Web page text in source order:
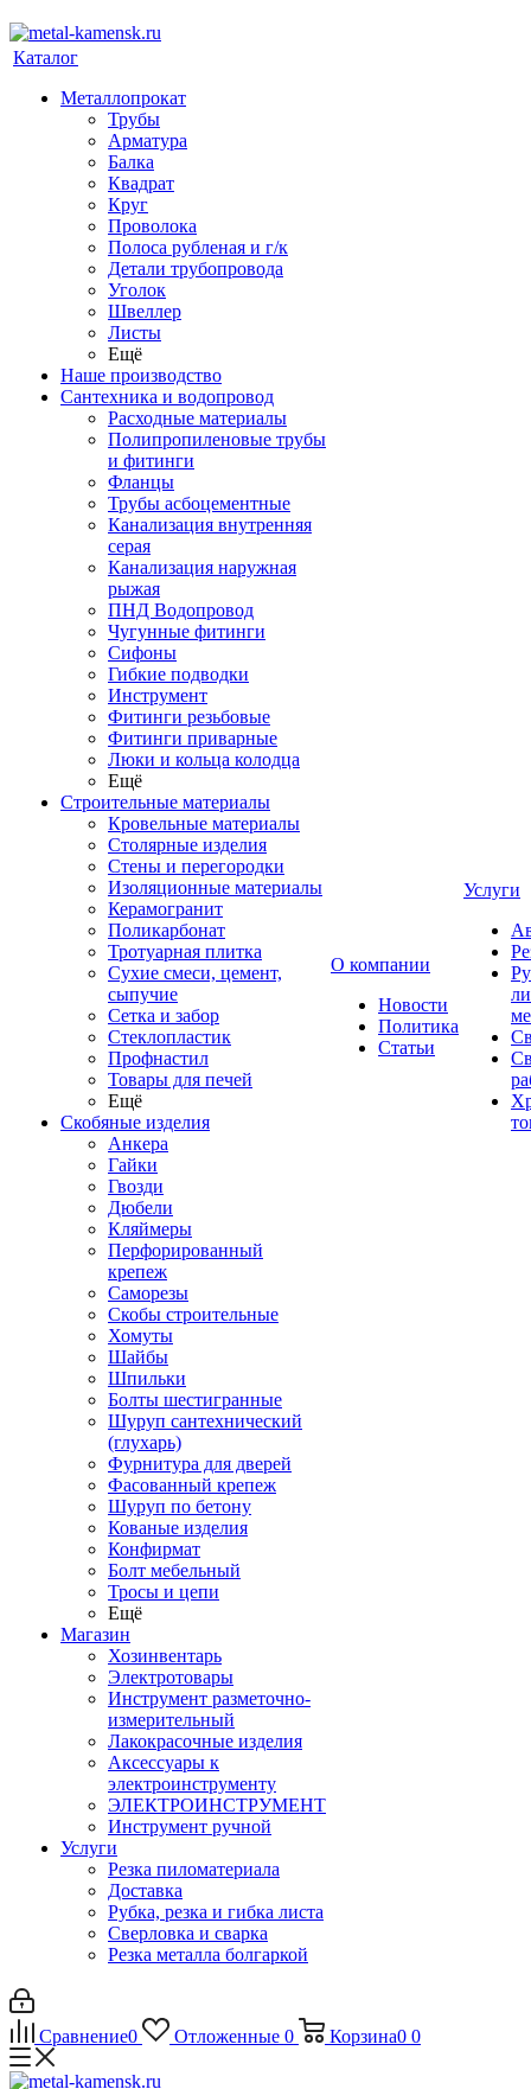
Каталог
Металлопрокат
Трубы
Арматура
Балка
Квадрат
Круг
Проволока
Полоса рубленая и г/к
Детали трубопровода
Уголок
Швеллер
Листы
Ещё
Наше производство
Сантехника и водопровод
Расходные материалы
Полипропиленовые трубы
и фитинги
Фланцы
Трубы асбоцементные
Канализация внутренняя
серая
Канализация наружная
рыжая
ПНД Водопровод
Чугунные фитинги
Сифоны
Гибкие подводки
Инструмент
Фитинги резьбовые
Фитинги приварные
Люки и кольца колодца
Ещё
Строительные материалы
Кровельные материалы
Столярные изделия
Стены и перегородки
Изоляционные материалы
Керамогранит
Поликарбонат
Тротуарная плитка
Сухие смеси, цемент,
сыпучие
Сетка и забор
Стеклопластик
Профнастил
Товары для печей
Ещё
Скобяные изделия
Анкера
Гайки
Гвозди
Дюбели
Кляймеры
Перфорированный
крепеж
Саморезы
Скобы строительные
Хомуты
Шайбы
Шпильки
Болты шестигранные
Шуруп сантехнический
(глухарь)
Фурнитура для дверей
Фасованный крепеж
Шуруп по бетону
Кованые изделия
Конфирмат
Болт мебельный
Тросы и цепи
Ещё
Магазин
Хозинвентарь
Электротовары
Инструмент разметочно-
измерительный
Лакокрасочные изделия
Аксессуары к
электроинструменту
ЭЛЕКТРОИНСТРУМЕНТ
Инструмент ручной
Услуги
Резка пиломатериала
Доставка
Рубка, резка и гибка листа
Сверловка и сварка
Резка металла болгаркой
О компании
Новости
Политика
Статьи
Услуги
Сравнение0 Отложенные 0 Корзина0 0